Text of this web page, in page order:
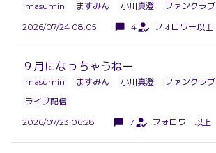
masumin ますみん 小川真澄 ファンクラブ
2026/07/24 08:05
4 フォロワー以上
９月になっちゃうねー
masumin ますみん 小川真澄
ファンクラブ
ライブ配信
2026/07/23 06:28
7 フォロワー以上